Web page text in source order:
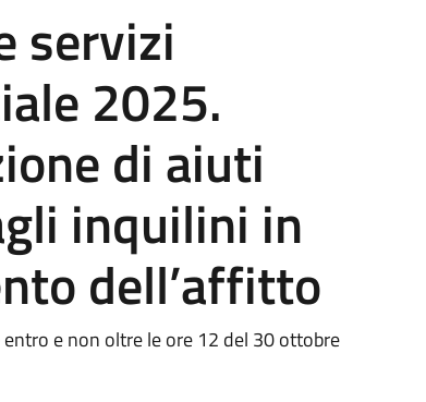
servizi
2025.
di aiuti
inquilini in
dell’affitto
e non oltre le ore 12 del 30 ottobre